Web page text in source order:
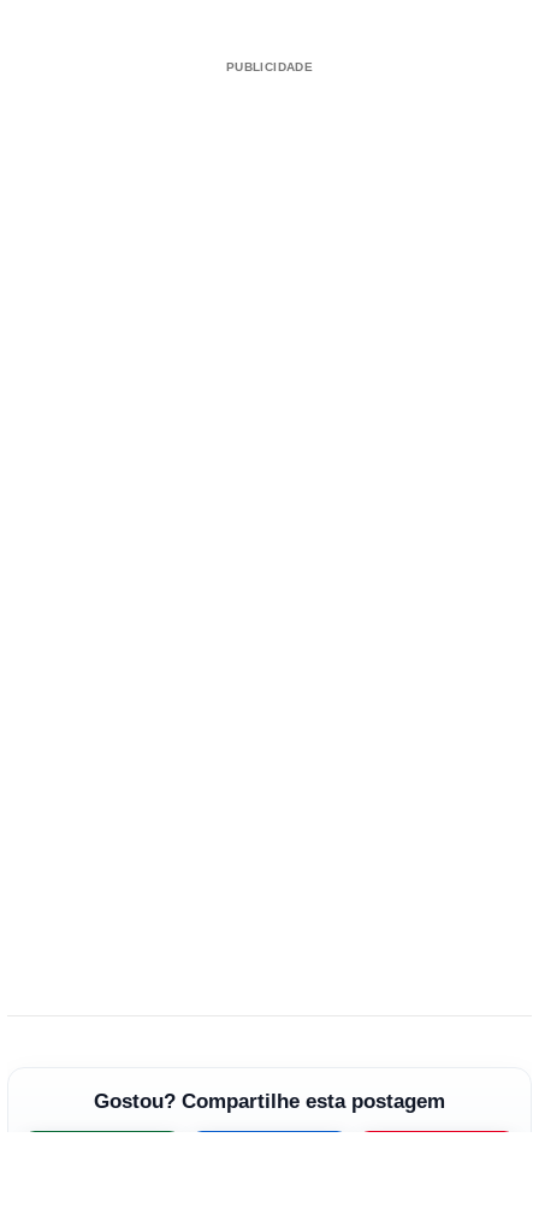
PUBLICIDADE
Gostou? Compartilhe esta postagem